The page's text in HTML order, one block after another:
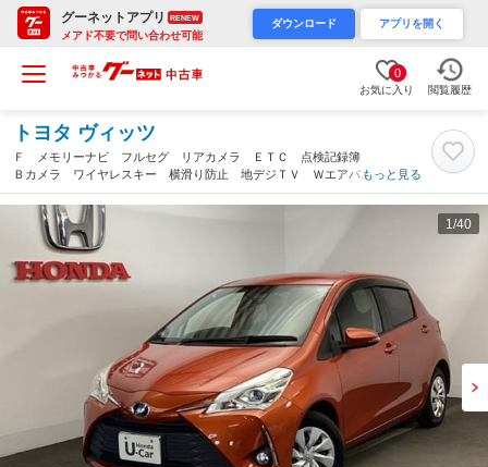
グーネットアプリ RENEW
メアド不要で問い合わせ可能
ダウンロード アプリを開く
0
お気に入り 閲覧履歴
トヨタ ヴィッツ
Ｆ メモリーナビ フルセグ リアカメラ ＥＴＣ 点検記録簿
Ｂカメラ ワイヤレスキー 横滑り防止 地デジＴＶ Ｗエアバッ
ク エアバック パワーステアリング スマートキー＆プッシュス
タート エアコン ＡＢＳ（鹿児島県）
もっと見る
1 /40